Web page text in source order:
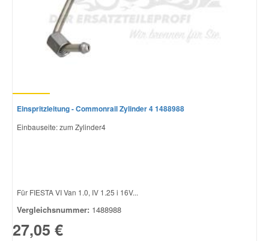
Einspritzleitung - Commonrail Zylinder 4 1488988
Einbauseite: zum Zylinder4
Für FIESTA VI Van 1.0, IV 1.25 i 16V...
Vergleichsnummer: 1488988
27,05 €